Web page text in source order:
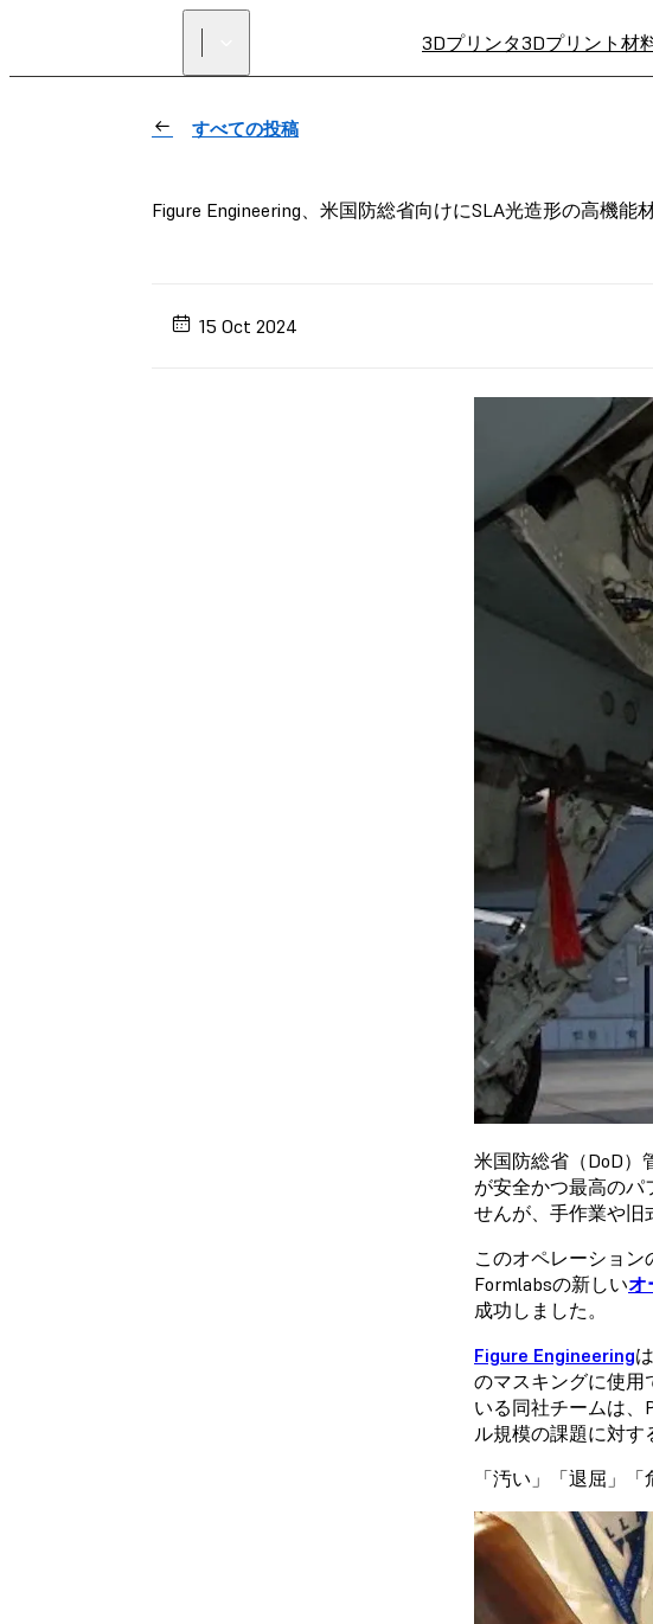
3Dプリンタ3Dプリント材
すべての投稿
Figure Engineering、米国防総省向けにSLA光造形の高機能
15 Oct 2024
米国防総省（DoD）
が安全かつ最高のパ
せんが、手作業や旧
このオペレーション
Formlabsの新しいオ
成功しました。
Figure Engineering
のマスキングに使用
いる同社チームは、
ル規模の課題に対す
「汚い」「退屈」